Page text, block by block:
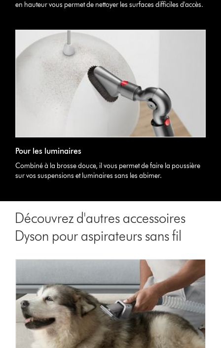
en hauteur vous permet de nettoyer les surfaces difficiles d'accès.
Pour les luminaires
Combiné à la brosse douce, il vous permet de faire la poussière
sur vos suspensions et luminaires sans les abimer.
Découvrez d'autres accessoires
Dyson pour aspirateurs sans fil